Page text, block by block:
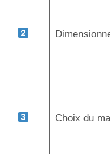
Choix du